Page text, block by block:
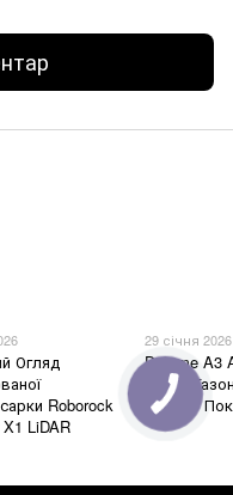
Огляд
Roborock
LiDAR
29 січня 2026
Dreame A3
Робот-
Нового